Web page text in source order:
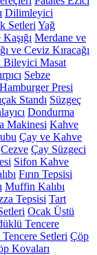
Dilimleyici
Setleri Yağ
Merdane ve
ve Ceviz Kıracağı
Bileyici Masat
Sebze
Hamburger Presi
Standı Süzgeç
Dondurma
Makinesi Kahve
Çay ve Kahve
Cezve Çay Süzgeci
Sifon Kahve
Fırın Tepsisi
Muffin Kalıbı
Tepsisi Tart
Ocak Üstü
Tencere
Setleri Çöp
Kovaları